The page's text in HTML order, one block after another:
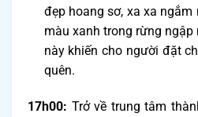
đẹp hoang sơ, xa xa
màu xanh trong rừng
này khiến cho người đặt
quên.
17h00: Trở về trung tâm